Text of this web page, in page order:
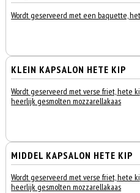
Wordt geserveerd met een baquette,
KLEIN KAPSALON HETE KIP
Wordt geserveerd met verse friet, hete
heerlijk gesmolten mozzarellakaas
MIDDEL KAPSALON HETE KIP
Wordt geserveerd met verse friet, hete
heerlijk gesmolten mozzarellakaas